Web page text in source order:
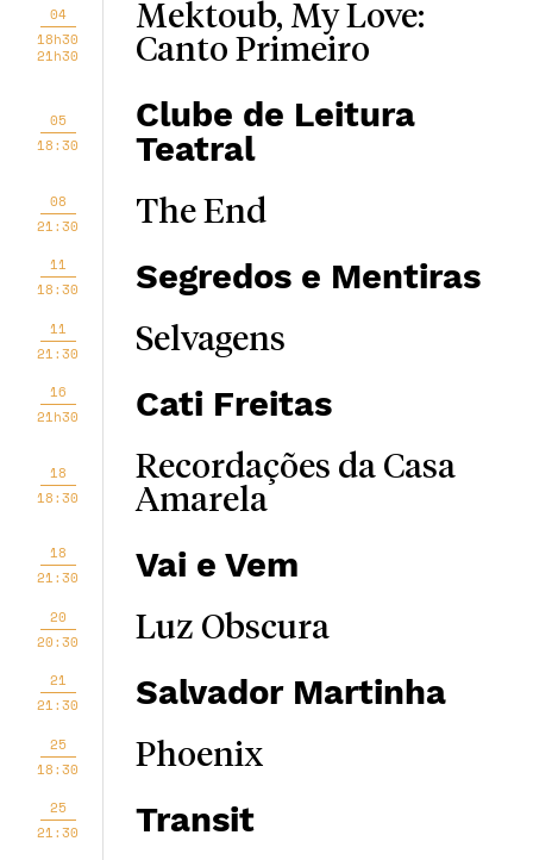
04
18h30
21h30
Mektoub, My Love:
Canto Primeiro
05
18:30
Clube de Leitura
Teatral
08
21:30
The End
11
18:30
Segredos e Mentiras
11
21:30
Selvagens
16
21h30
Cati Freitas
18
18:30
Recordações da Casa
Amarela
18
21:30
Vai e Vem
20
20:30
Luz Obscura
21
21:30
Salvador Martinha
25
18:30
Phoenix
25
21:30
Transit